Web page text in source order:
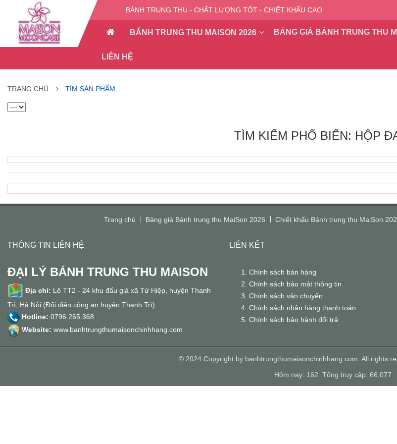
BÁNH TRUNG THU - CHẤT LƯỢNG TỐT - CHIẾT KHẤU CAO
BÁNH TRUNG THU MAISON 2026 BẢNG GIÁ BÁNH TRUNG THU
LIÊN HỆ
TRANG CHỦ TÌM SẢN PHẨM
TÌM KIẾM PHỔ BIẾN: HỘP
Trang chủ Bảng giá Bánh trung thu MaiSon 2026 Chiết khấu Bánh trung thu MaiSon
THÔNG TIN LIÊN HỆ
ĐẠI LÝ BÁNH TRUNG THU MAISON
Địa chỉ: Lô TT2 - 24 khu đấu giá xã Tứ Hiệp, huyện Thanh
Trì, Hà Nội (Đối diện công an huyện Thanh Trì)
Hotline: 0796.265.368
Website: www.banhtrungthumaisonchinhhang.com
LIÊN KẾT
Chính sách bán hàng
Chính sách bảo mật thông tin
Chính sách vận chuyển
Chính sách nhận hàng thanh toán
Chính sách bảo hành đổi trả
© 2024 Copyright by banhtrungthumaisonchinhhang.com. All rights
Hôm nay: 162 Tổng truy cập: 66,077